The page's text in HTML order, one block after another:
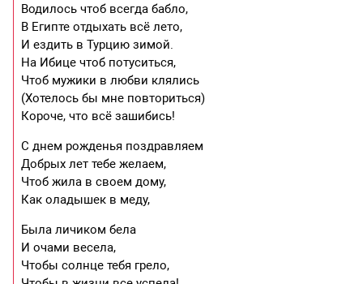
Водилось чтоб всегда бабло,
В Египте отдыхать всё лето,
И ездить в Турцию зимой.
На Ибице чтоб потуситься,
Чтоб мужики в любви клялись
(Хотелось бы мне повториться)
Короче, что всё зашибись!
С днем рожденья поздравляем
Добрых лет тебе желаем,
Чтоб жила в своем дому,
Как оладышек в меду,
Была личиком бела
И очами весела,
Чтобы солнце тебя грело,